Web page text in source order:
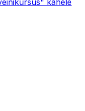
kahele